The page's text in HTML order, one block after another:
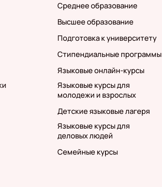
Среднее образование
Высшее образование
Подготовка к университету
Стипендиальные программы
Языковые онлайн-курсы
Языковые курсы для
молодежи и взрослых
Детские языковые лагеря
Языковые курсы для
деловых людей
Семейные курсы